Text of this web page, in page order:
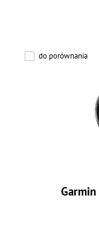
do porównania